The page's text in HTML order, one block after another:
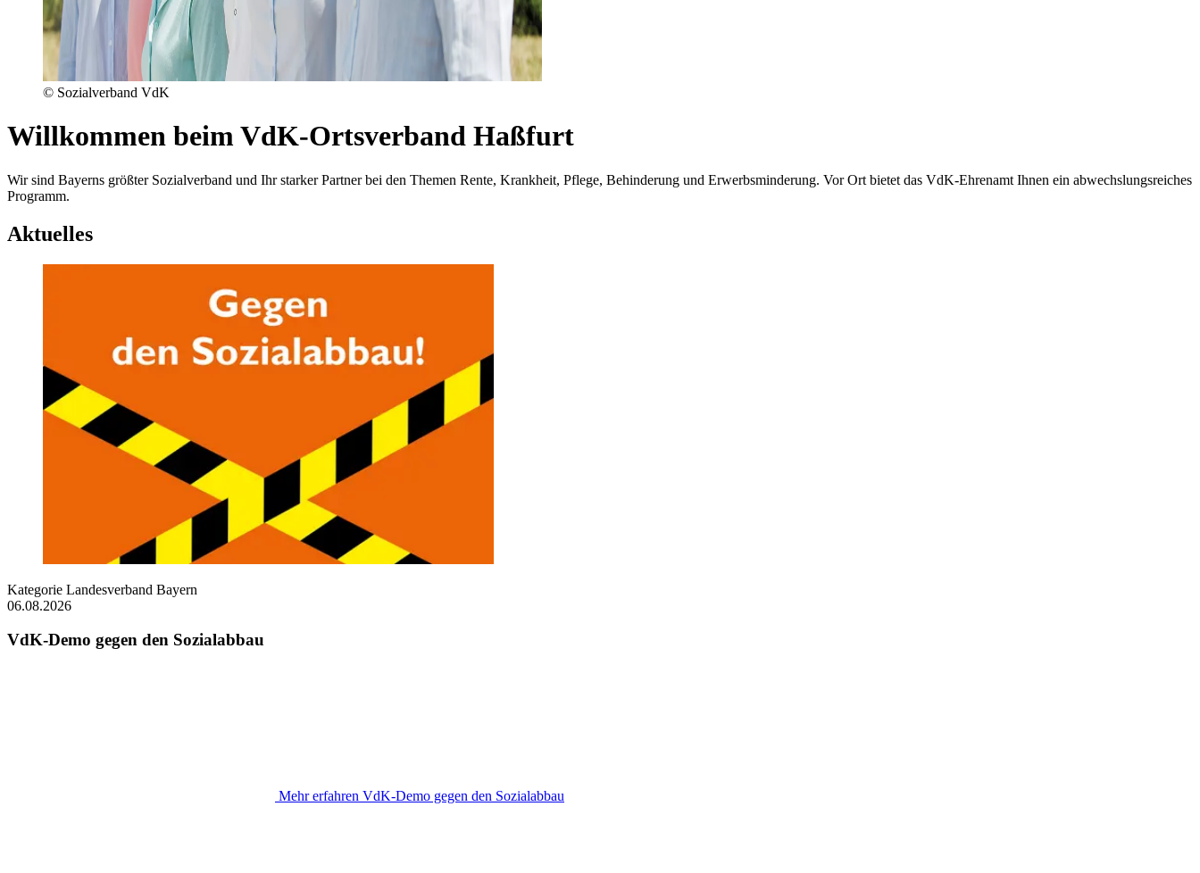
© Sozialverband VdK
Willkommen beim VdK-Ortsverband Haßfurt
Wir sind Bayerns größter Sozialverband und Ihr starker Partner bei den Themen Rente, Krankheit, Pflege, Behinderung und Erwerbsminderung. Vor Ort bietet das VdK-Ehrenamt Ihnen ein abwechslungsreiches
Programm.
Aktuelles
Kategorie Landesverband Bayern
06.08.2026
VdK-Demo gegen den Sozialabbau
Mehr erfahren VdK-Demo gegen den Sozialabbau